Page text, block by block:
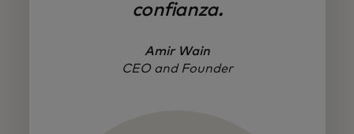
confianza.
Amir Wain
CEO and Founder